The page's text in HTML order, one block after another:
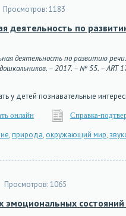
Просмотров:1183
деятельность по
деятельность по развитию
– 2017. – № 55. – ART
у детей познавательные
онлайн Справка-
,природа, окружающий мир,
Просмотров:1065
эмоциональных